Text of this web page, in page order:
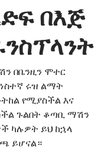
በእጅ
በቤንዚን ሞተር
ሩዝ ልማት
የሚያስችል እና
ጉልበት ቆጣቢ ማሽን
ካሉዎት ይህ ከኋላ
ይሆናል።